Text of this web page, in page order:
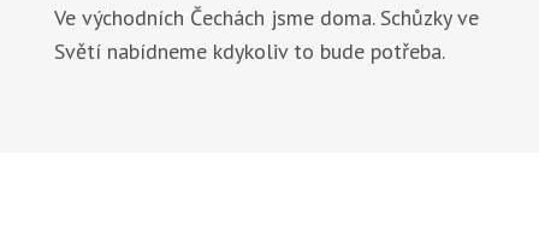
Ve východních Čechách jsme doma. Schůzky ve
Světí nabídneme kdykoliv to bude potřeba.